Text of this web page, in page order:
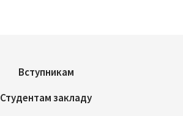
Вступникам
Студентам закладу